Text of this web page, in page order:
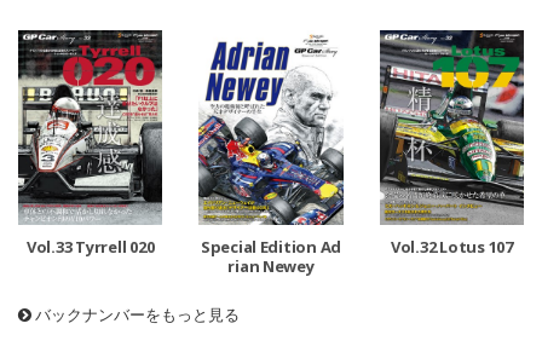
Vol.33 Tyrrell 020
Special Edition Ad
rian Newey
Vol.32 Lotus 107
バックナンバーをもっと見る